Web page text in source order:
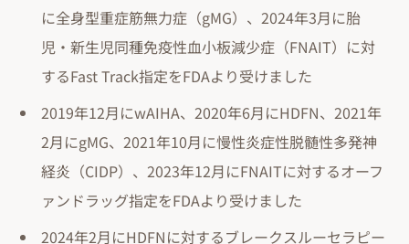
に全身型重症筋無力症（gMG）、2024年3月に胎
児・新生児同種免疫性血小板減少症（FNAIT）に対
するFast Track指定をFDAより受けました
2019年12月にwAIHA、2020年6月にHDFN、2021年
2月にgMG、2021年10月に慢性炎症性脱髄性多発神
経炎（CIDP）、2023年12月にFNAITに対するオーフ
ァンドラッグ指定をFDAより受けました
2024年2月にHDFNに対するブレークスルーセラピー